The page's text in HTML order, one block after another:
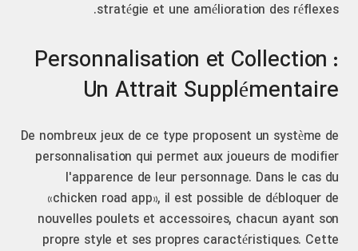
stratégie et une amélioration des réflexes.
Personnalisation et Collection :
Un Attrait Supplémentaire
De nombreux jeux de ce type proposent un système de
personnalisation qui permet aux joueurs de modifier
l'apparence de leur personnage. Dans le cas du
«chicken road app», il est possible de débloquer de
nouvelles poulets et accessoires, chacun ayant son
propre style et ses propres caractéristiques. Cette